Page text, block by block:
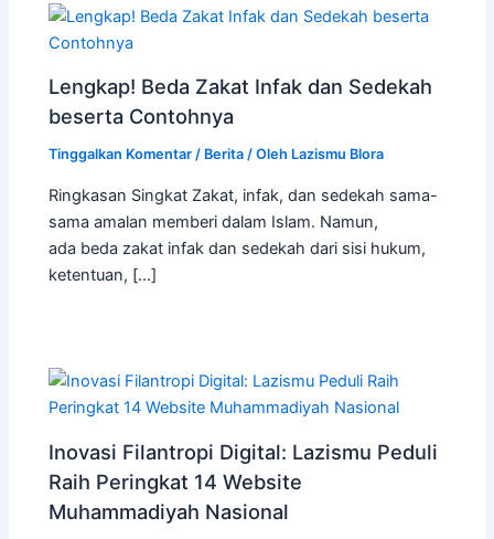
Lengkap! Beda Zakat Infak dan Sedekah
beserta Contohnya
Tinggalkan Komentar / Berita / Oleh Lazismu Blora
Ringkasan Singkat Zakat, infak, dan sedekah sama-
sama amalan memberi dalam Islam. Namun,
ada beda zakat infak dan sedekah dari sisi hukum,
ketentuan, […]
Inovasi Filantropi Digital: Lazismu Peduli
Raih Peringkat 14 Website
Muhammadiyah Nasional